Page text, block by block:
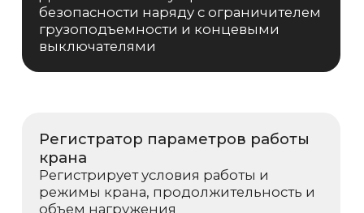
© 2025, ООО «ОКТ-Подъемные машины»
Политика конфиденциальности
Пользовательское соглашение
Реквизиты компании
ОСТАВИТЬ ЗАЯВКУ
почтуinfo@kranpm.ru